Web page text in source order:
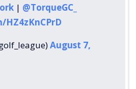
| @TorqueGC_
August 7,